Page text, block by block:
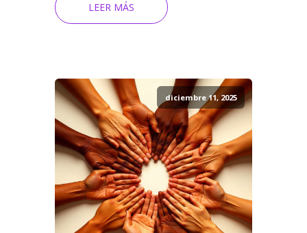
LEER MÁS
diciembre 11, 2025